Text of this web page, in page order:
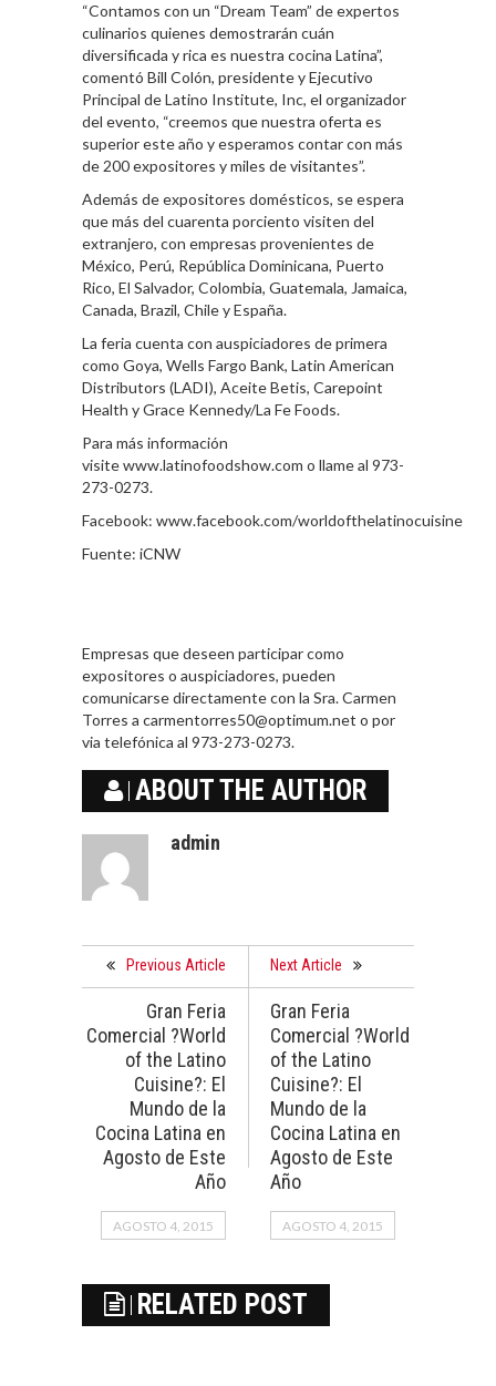
“Contamos con un “Dream Team” de expertos
culinarios quienes demostrarán cuán
diversificada y rica es nuestra cocina Latina”,
comentó Bill Colón, presidente y Ejecutivo
Principal de Latino Institute, Inc, el organizador
del evento, “creemos que nuestra oferta es
superior este año y esperamos contar con más
de 200 expositores y miles de visitantes”.
Además de expositores domésticos, se espera
que más del cuarenta porciento visiten del
extranjero, con empresas provenientes de
México, Perú, República Dominicana, Puerto
Rico, El Salvador, Colombia, Guatemala, Jamaica,
Canada, Brazil, Chile y España.
La feria cuenta con auspiciadores de primera
como Goya, Wells Fargo Bank, Latin American
Distributors (LADI), Aceite Betis, Carepoint
Health y Grace Kennedy/La Fe Foods.
Para más información
visite www.latinofoodshow.com o llame al 973-
273-0273.
Facebook: www.facebook.com/worldofthelatinocuisine
Fuente: iCNW
Empresas que deseen participar como
expositores o auspiciadores, pueden
comunicarse directamente con la Sra. Carmen
Torres a carmentorres50@optimum.net o por
via telefónica al 973-273-0273.
ABOUT THE AUTHOR
admin
Previous Article
Gran Feria
Comercial ?World
of the Latino
Cuisine?: El
Mundo de la
Cocina Latina en
Agosto de Este
Año
AGOSTO 4, 2015
Next Article
Gran Feria
Comercial ?World
of the Latino
Cuisine?: El
Mundo de la
Cocina Latina en
Agosto de Este
Año
AGOSTO 4, 2015
RELATED POST